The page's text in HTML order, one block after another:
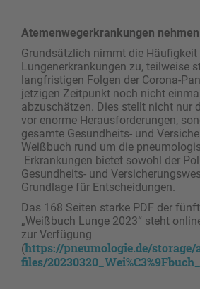
Atemenwegerkrankungen
Grundsätzlich nimmt die Häufigkeit
Lungenerkrankungen zu, teilweise
langfristigen Folgen der Corona-
jetzigen Zeitpunkt noch nicht
abzuschätzen. Dies stellt nicht nur
vor enorme Herausforderungen,
gesamte Gesundheits- und
Weißbuch rund um die
Erkrankungen bietet sowohl der
Gesundheits- und
Grundlage für Entscheidungen.
Das 168 Seiten starke PDF der
„Weißbuch Lunge 2023“ steht
zur Verfügung
(https://pneumologie.de/
files/